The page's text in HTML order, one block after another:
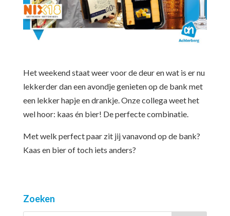
Het weekend staat weer voor de deur en wat is er nu
lekkerder dan een avondje genieten op de bank met
een lekker hapje en drankje. Onze collega weet het
wel hoor: kaas én bier! De perfecte combinatie.
Met welk perfect paar zit jij vanavond op de bank?
Kaas en bier of toch iets anders?
Zoeken